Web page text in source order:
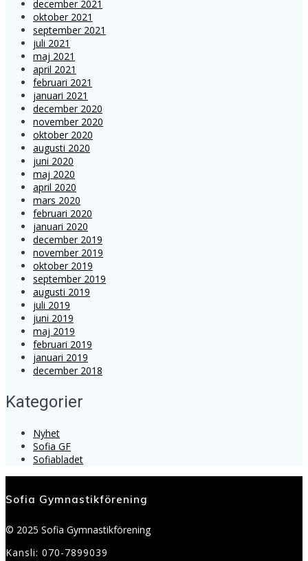
december 2021
oktober 2021
september 2021
juli 2021
maj 2021
april 2021
februari 2021
januari 2021
december 2020
november 2020
oktober 2020
augusti 2020
juni 2020
maj 2020
april 2020
mars 2020
februari 2020
januari 2020
december 2019
november 2019
oktober 2019
september 2019
augusti 2019
juli 2019
juni 2019
maj 2019
februari 2019
januari 2019
december 2018
Kategorier
Nyhet
Sofia GF
Sofiabladet
Sofia Gymnastikförening
© 2025 Sofia Gymnastikförening
Kansli: 070-7899039